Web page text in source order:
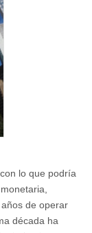
lo que podría
de operar
década ha